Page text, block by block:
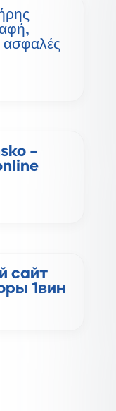
ασφαλές
–
сайт
1вин